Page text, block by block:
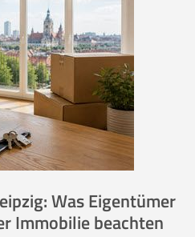
Was Eigentümer
Immobilie beachten